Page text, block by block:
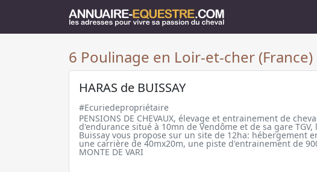
6 Poulinage en Loir-et-cher (France)
HARAS de BUISSAY
#Ecuriedepropriétaire
PENSIONS DE CHEVAUX, élevage et entrainement de
d'endurance situé à 10mn de Vendôme et de sa gare TGV,
Buissay vous propose sur un site de 12ha: hébergement
une carrière de 40mx20m, une piste d'entrainement de
MONTE DE VARI